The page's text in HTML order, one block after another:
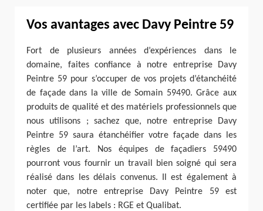
Vos avantages avec Davy Peintre 59
Fort de plusieurs années d’expériences dans le
domaine, faites confiance à notre entreprise Davy
Peintre 59 pour s’occuper de vos projets d’étanchéité
de façade dans la ville de Somain 59490. Grâce aux
produits de qualité et des matériels professionnels que
nous utilisons ; sachez que, notre entreprise Davy
Peintre 59 saura étanchéifier votre façade dans les
règles de l’art. Nos équipes de façadiers 59490
pourront vous fournir un travail bien soigné qui sera
réalisé dans les délais convenus. Il est également à
noter que, notre entreprise Davy Peintre 59 est
certifiée par les labels : RGE et Qualibat.